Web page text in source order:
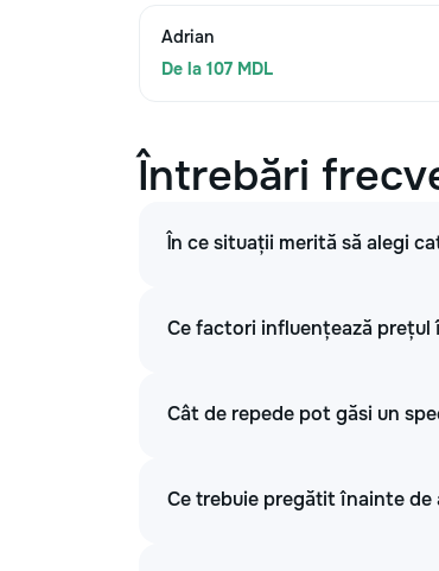
Adrian
De la 107 MDL
Întrebări
În ce situații merită să alegi
Ce factori influențează prețul
Cât de repede pot găsi un
Ce trebuie pregătit înainte